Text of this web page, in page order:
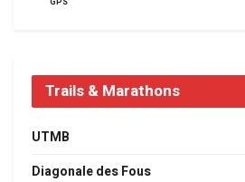
Trails & Marathons
UTMB
Diagonale des Fous